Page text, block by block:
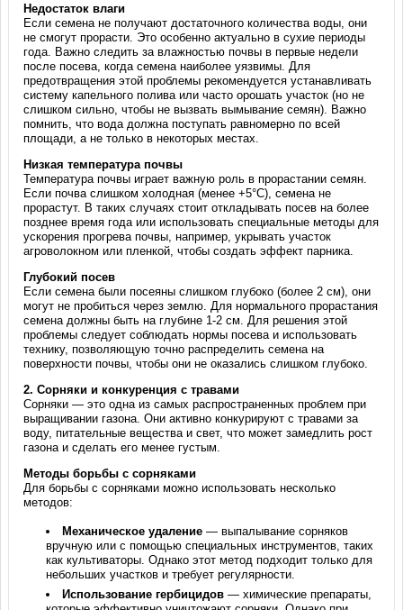
Недостаток влаги
Если семена не получают достаточного количества воды, они
не смогут прорасти. Это особенно актуально в сухие периоды
года. Важно следить за влажностью почвы в первые недели
после посева, когда семена наиболее уязвимы. Для
предотвращения этой проблемы рекомендуется устанавливать
систему капельного полива или часто орошать участок (но не
слишком сильно, чтобы не вызвать вымывание семян). Важно
помнить, что вода должна поступать равномерно по всей
площади, а не только в некоторых местах.
Низкая температура почвы
Температура почвы играет важную роль в прорастании семян.
Если почва слишком холодная (менее +5°C), семена не
прорастут. В таких случаях стоит откладывать посев на более
позднее время года или использовать специальные методы для
ускорения прогрева почвы, например, укрывать участок
агроволокном или пленкой, чтобы создать эффект парника.
Глубокий посев
Если семена были посеяны слишком глубоко (более 2 см), они
могут не пробиться через землю. Для нормального прорастания
семена должны быть на глубине 1-2 см. Для решения этой
проблемы следует соблюдать нормы посева и использовать
технику, позволяющую точно распределить семена на
поверхности почвы, чтобы они не оказались слишком глубоко.
2.Сорняки и конкуренция с травами
Сорняки — это одна из самых распространенных проблем при
выращивании газона. Они активно конкурируют с травами за
воду, питательные вещества и свет, что может замедлить рост
газона и сделать его менее густым.
Методы борьбы с сорняками
Для борьбы с сорняками можно использовать несколько
методов:
Механическое удаление — выпалывание сорняков
вручную или с помощью специальных инструментов, таких
как культиваторы. Однако этот метод подходит только для
небольших участков и требует регулярности.
Использование гербицидов — химические препараты,